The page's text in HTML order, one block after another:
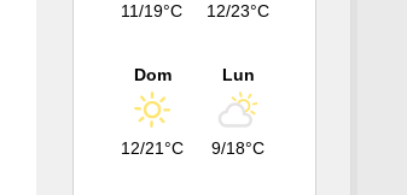
11/19°C 12/23°C
Dom
12/21°C
Lun
9/18°C